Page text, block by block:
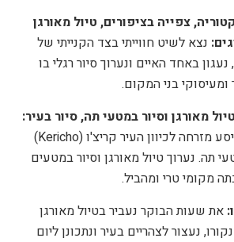
צפייה בציפורים, טיול מאורגן
נצא לשיט חווייתי בצד הקנייתי של
באחד האיים ונערוך סיור רגלי בו
בני המקום.
מזרחה לכיוון העיר קריצ'ו (Kericho
)
נערוך טיול מאורגן וסיור במטעים
מקומי טרי ומהביל.
את שעות הבוקר נעביר בטיול מאורגן
נעצור לצהריים בעיר ונתכונן ליום